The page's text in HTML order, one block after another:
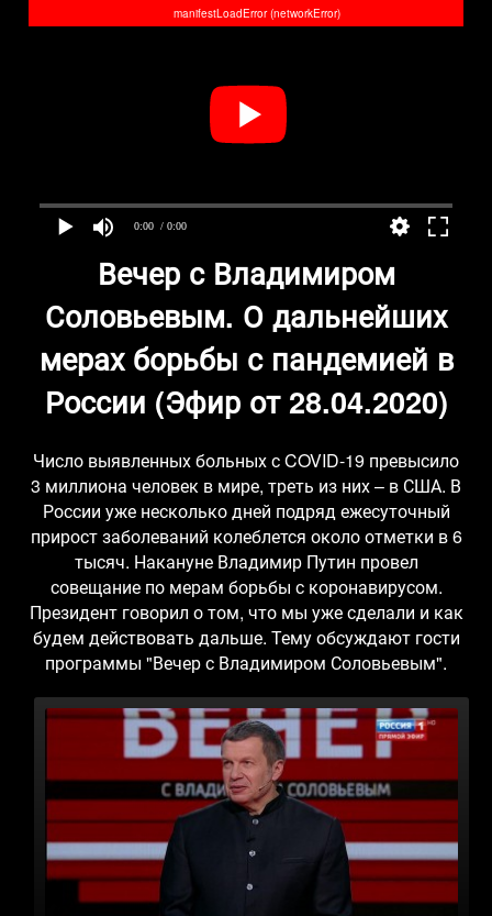
0:00 / 0:00
manifestLoadError (networkError)
Вечер с Владимиром
Соловьевым. О дальнейших
мерах борьбы с пандемией в
России (Эфир от 28.04.2020)
Число выявленных больных с COVID-19 превысило
3 миллиона человек в мире, треть из них – в США. В
России уже несколько дней подряд ежесуточный
прирост заболеваний колеблется около отметки в 6
тысяч. Накануне Владимир Путин провел
совещание по мерам борьбы с коронавирусом.
Президент говорил о том, что мы уже сделали и как
будем действовать дальше. Тему обсуждают гости
программы "Вечер с Владимиром Соловьевым".